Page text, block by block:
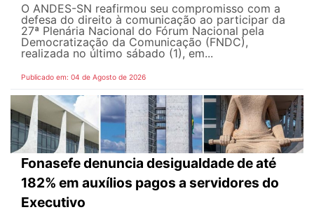
O ANDES-SN reafirmou seu compromisso com a
defesa do direito à comunicação ao participar da
27ª Plenária Nacional do Fórum Nacional pela
Democratização da Comunicação (FNDC),
realizada no último sábado (1), em...
Publicado em: 04 de Agosto de 2026
Fonasefe denuncia desigualdade de até
182% em auxílios pagos a servidores do
Executivo